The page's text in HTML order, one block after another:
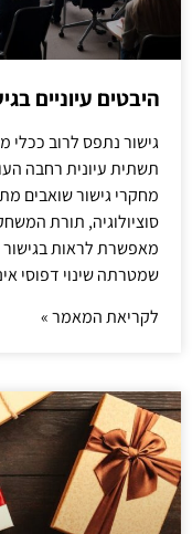
היבטים עיוניים
גישור נתפס לרוב ככלי
תשתית עיונית רחבה
מחקרי גישור שואבים
סוציולוגיה, תורת
מאפשרת לראות
שמטרתה שינוי דפוסי
לקריאת המאמר »